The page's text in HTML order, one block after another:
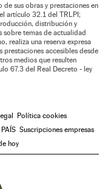
de sus obras y prestaciones en
artículo 32.1 del TRLPI;
distribución y
temas de actualidad
realiza una reserva expresa
prestaciones accesibles desde
medios que resulten
67.3 del Real Decreto - ley
Política cookies
Suscripciones empresas
hoy